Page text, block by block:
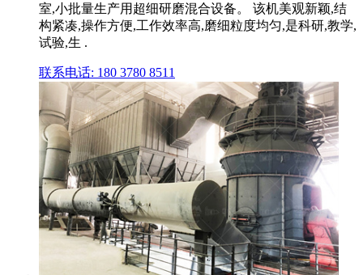
室,小批量生产用超细研磨混合设备。 该机美观新颖,结
构紧凑,操作方便,工作效率高,磨细粒度均匀,是科研,教学,
试验,生 .
联系电话: 180 3780 8511